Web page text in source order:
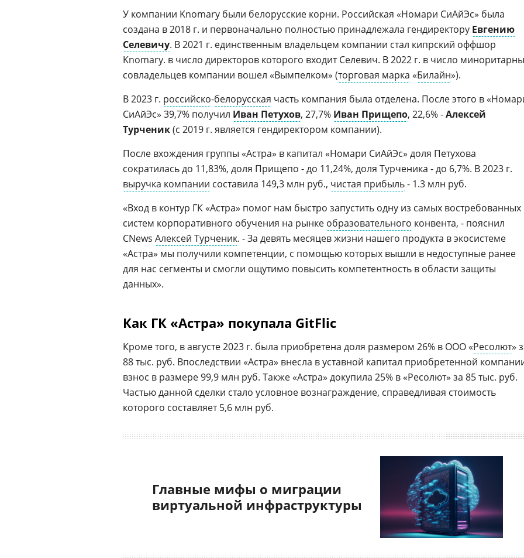
У компании Knomary были белорусские корни. Российская «Номари СиАйЭс» была
создана в 2018 г. и первоначально полностью принадлежала гендиректору Евгению
Селевичу. В 2021 г. единственным владельцем компании стал кипрский оффшор
Knomary. в число директоров которого входит Селевич. В 2022 г. в число
совладельцев компании вошел «Вымпелком» (торговая марка «Билайн»).
В 2023 г. российско-белорусская часть компания была отделена. После этого в
СиАйЭс» 39,7% получил Иван Петухов, 27,7% Иван Прищепо, 22,6% -Алексей
Турченик(с 2019 г. является гендиректором компании).
После вхождения группы «Астра» в капитал «Номари СиАйЭс» доля Петухова
сократилась до 11,83%, доля Прищепо - до 11,24%, доля Турченика - до 6,7%. В 2023 г.
выручка компании составила 149,3 млн руб., чистая прибыль- 1.3 млн руб.
«Вход в контур ГК «Астра» помог нам быстро запустить одну из самых востребованных
систем корпоративного обучения на рынке образовательного конвента, - пояснил
CNews Алексей Турченик. - За девять месяцев жизни нашего продукта в экосистеме
«Астра» мы получили компетенции, с помощью которых вышли в недоступные ранее
для нас сегменты и смогли ощутимо повысить компетентность в области защиты
данных».
Как ГК «Астра» покупала GitFlic
Кроме того, в августе 2023 г. была приобретена доля размером 26% в ООО «Ресолют»
88 тыс. руб. Впоследствии «Астра» внесла в уставной капитал приобретенной
взнос в размере 99,9 млн руб. Также «Астра» докупила 25% в «Ресолют» за 85 тыс. руб.
Частью данной сделки стало условное вознаграждение, справедливая стоимость
которого составляет 5,6 млн руб.
Главные мифы о миграции
виртуальной инфраструктуры